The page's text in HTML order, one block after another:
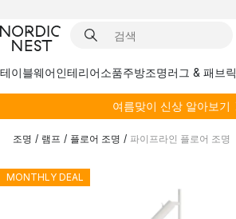
테이블웨어인테리어소품주방조명러그 & 패브릭
여름맞이 신상 알아보기
조명 / 램프 / 플로어 조명 / 파이프라인 플로어 조명
MONTHLY DEAL